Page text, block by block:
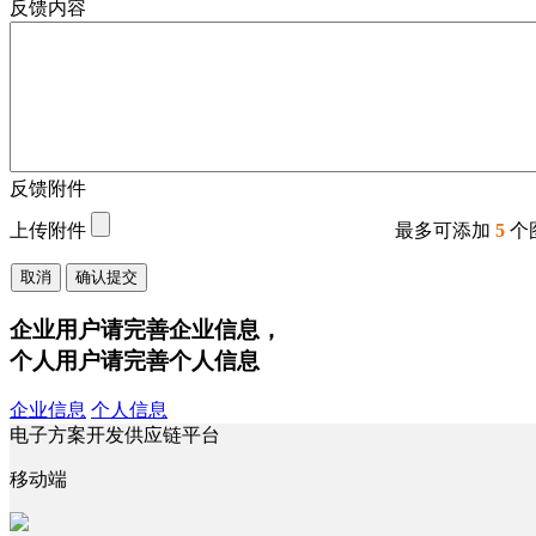
反馈内容
反馈附件
上传附件 最多可添加 5 个
取消 确认提交
企业用户请完善企业信息，
个人用户请完善个人信息
企业信息 个人信息
电子方案开发供应链平台
移动端